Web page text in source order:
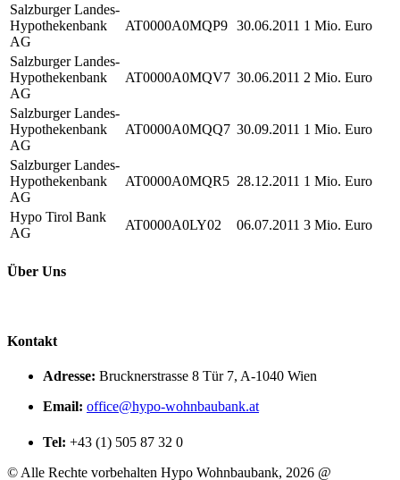
Salzburger Landes-
Hypothekenbank
AG
AT0000A0MQP9 30.06.2011 1 Mio. Euro
Salzburger Landes-
Hypothekenbank
AG
AT0000A0MQV7 30.06.2011 2 Mio. Euro
Salzburger Landes-
Hypothekenbank
AG
AT0000A0MQQ7 30.09.2011 1 Mio. Euro
Salzburger Landes-
Hypothekenbank
AG
AT0000A0MQR5 28.12.2011 1 Mio. Euro
Hypo Tirol Bank
AG
AT0000A0LY02 06.07.2011 3 Mio. Euro
Über Uns
Kontakt
Adresse: Brucknerstrasse 8 Tür 7, A-1040 Wien
Email: office@hypo-wohnbaubank.at
Tel: +43 (1) 505 87 32 0
© Alle Rechte vorbehalten Hypo Wohnbaubank, 2026 @